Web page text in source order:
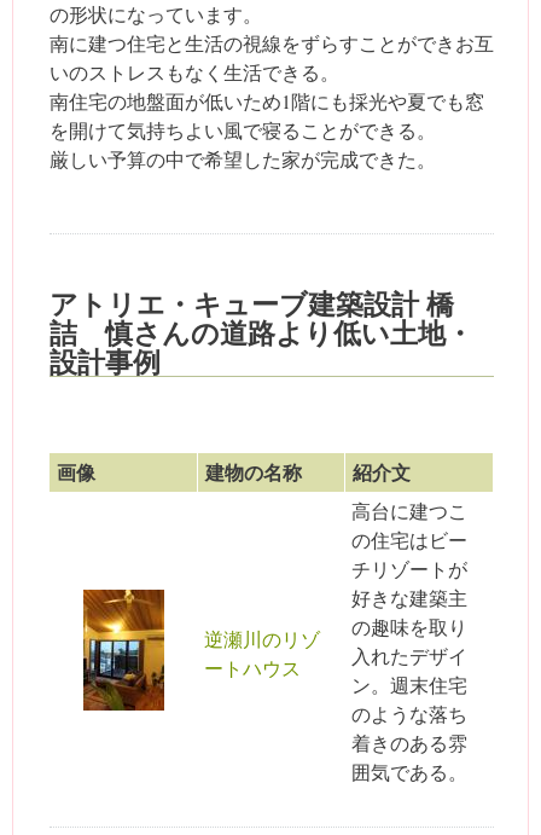
の形状になっています。
南に建つ住宅と生活の視線をずらすことができお互
いのストレスもなく生活できる。
南住宅の地盤面が低いため1階にも採光や夏でも窓
を開けて気持ちよい風で寝ることができる。
厳しい予算の中で希望した家が完成できた。
アトリエ・キューブ建築設計 橋
詰 慎さんの道路より低い土地・
設計事例
画像 建物の名称 紹介文
逆瀬川のリゾ
ートハウス
高台に建つこ
の住宅はビー
チリゾートが
好きな建築主
の趣味を取り
入れたデザイ
ン。週末住宅
のような落ち
着きのある雰
囲気である。